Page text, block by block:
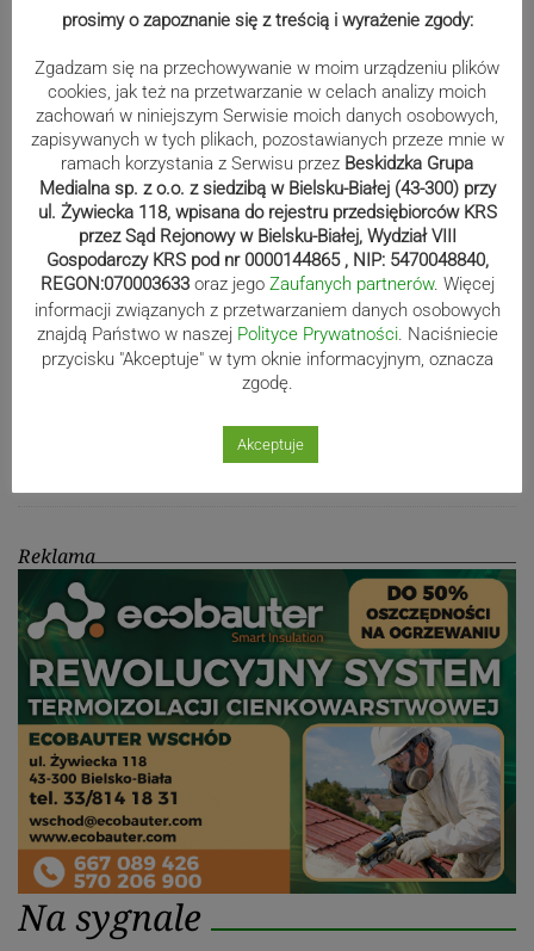
Mistrzowie świata z MCK Żywiec!
ZDJĘCIA
Bracia Szejowie ruszają po kolejne
punkty. Liderzy mistrzostw
wystartują w Rajdzie Rzeszowskim
80-lecie Soły Kobiernice. Będzie się
działo! SZCZEGÓŁOWY PROGRAM
Reklama
Na sygnale
prosimy o zapoznanie się z treścią i wyrażenie zgody:
Zgadzam się na przechowywanie w moim urządzeniu plików
cookies, jak też na przetwarzanie w celach analizy moich
zachowań w niniejszym Serwisie moich danych osobowych,
zapisywanych w tych plikach, pozostawianych przeze mnie w
ramach korzystania z Serwisu przez Beskidzka Grupa
Medialna sp. z o.o. z siedzibą w Bielsku-Białej (43-300) przy
ul. Żywiecka 118, wpisana do rejestru przedsiębiorców KRS
przez Sąd Rejonowy w Bielsku-Białej, Wydział VIII
Gospodarczy KRS pod nr 0000144865 , NIP: 5470048840,
REGON:070003633 oraz jego Zaufanych partnerów. Więcej
informacji związanych z przetwarzaniem danych osobowych
znajdą Państwo w naszej Polityce Prywatności. Naciśniecie
przycisku "Akceptuje" w tym oknie informacyjnym, oznacza
zgodę.
Akceptuje